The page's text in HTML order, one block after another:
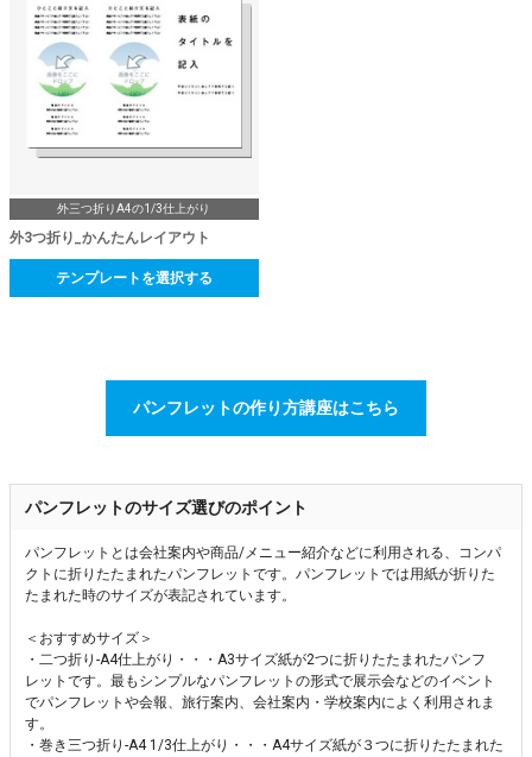
外三つ折りA4の1/3仕上がり
外3つ折り_かんたんレイアウト
テンプレートを選択する
パンフレットの作り方講座はこちら
パンフレットのサイズ選びのポイント
パンフレットとは会社案内や商品/メニュー紹介などに利用される、コンパ
クトに折りたたまれたパンフレットです。パンフレットでは用紙が折りた
たまれた時のサイズが表記されています。
＜おすすめサイズ＞
・二つ折り-A4仕上がり・・・A3サイズ紙が2つに折りたたまれたパンフ
レットです。最もシンプルなパンフレットの形式で展示会などのイベント
でパンフレットや会報、旅行案内、会社案内・学校案内によく利用されま
す。
・巻き三つ折り-A4 1/3仕上がり・・・A4サイズ紙が３つに折りたたまれた